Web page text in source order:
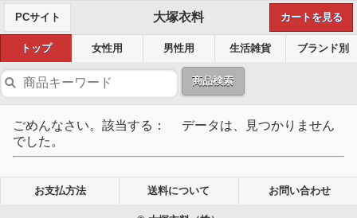
PCサイト 大塚衣料 カートを見る
トップ 女性用 男性用 生活雑貨 ブランド別
商品検索
ごめんなさい。該当する： データは、見つかりません
でした。
お支払方法 送料について お問い合わせ